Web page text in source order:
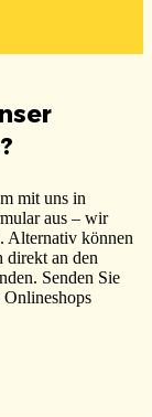
mit uns in
aus – wir
Alternativ können
direkt an den
Senden Sie
Onlineshops